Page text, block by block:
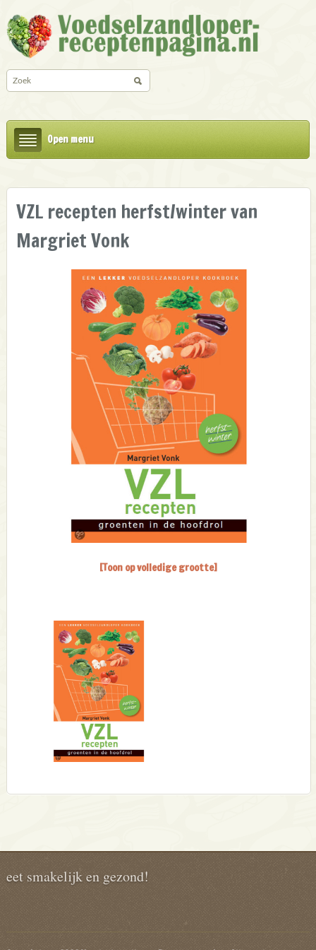
Open menu
VZL recepten herfst/winter van
Margriet Vonk
[Toon op volledige grootte]
eet smakelijk en gezond!